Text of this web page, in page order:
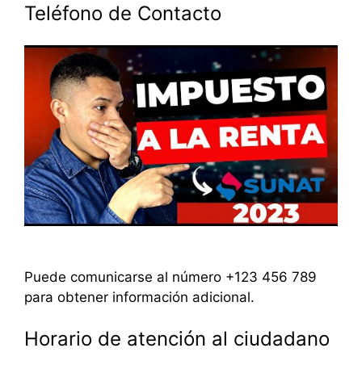
Teléfono de Contacto
Puede comunicarse al número +123 456 789
para obtener información adicional.
Horario de atención al ciudadano